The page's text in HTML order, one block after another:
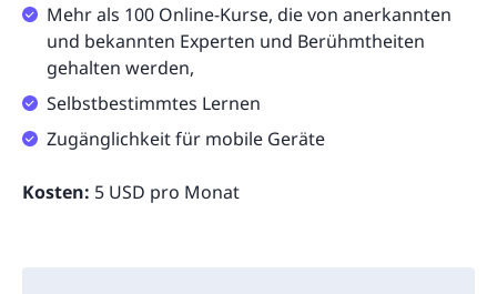
Mehr als 100 Online-Kurse, die von anerkannten
und bekannten Experten und Berühmtheiten
gehalten werden,
Selbstbestimmtes Lernen
Zugänglichkeit für mobile Geräte
Kosten: 5 USD pro Monat